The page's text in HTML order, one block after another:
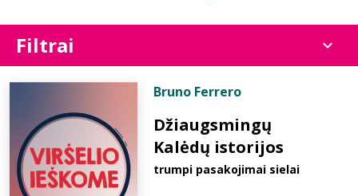
Filtrai
Bruno Ferrero
Džiaugsmingų
Kalėdų istorijos
trumpi pasakojimai sielai